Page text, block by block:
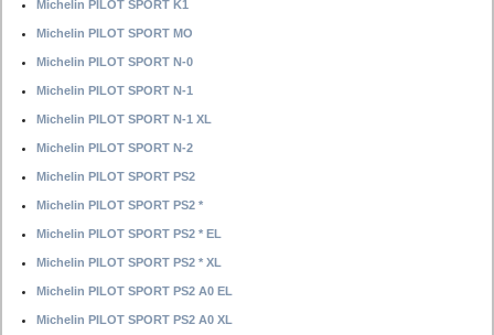
Michelin PILOT SPORT K1
Michelin PILOT SPORT MO
Michelin PILOT SPORT N-0
Michelin PILOT SPORT N-1
Michelin PILOT SPORT N-1 XL
Michelin PILOT SPORT N-2
Michelin PILOT SPORT PS2
Michelin PILOT SPORT PS2 *
Michelin PILOT SPORT PS2 * EL
Michelin PILOT SPORT PS2 * XL
Michelin PILOT SPORT PS2 A0 EL
Michelin PILOT SPORT PS2 A0 XL